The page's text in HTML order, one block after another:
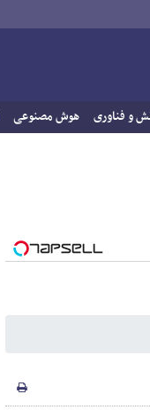
و فناوری هوش مصنوعی